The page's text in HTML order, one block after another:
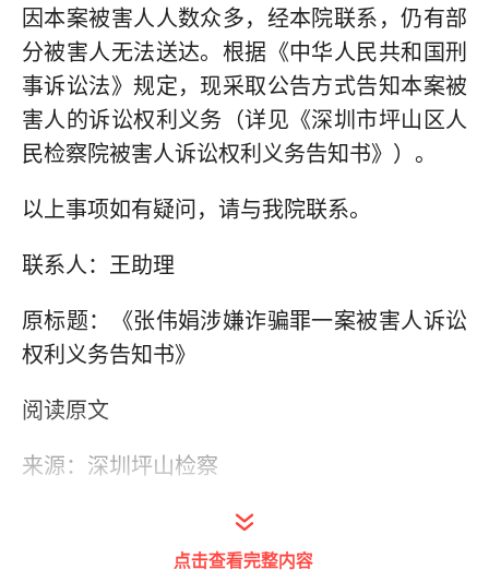
因本案被害人人数众多，经本院联系，仍有部
分被害人无法送达。根据《中华人民共和国刑
事诉讼法》规定，现采取公告方式告知本案被
害人的诉讼权利义务（详见《深圳市坪山区人
民检察院被害人诉讼权利义务告知书》）。
以上事项如有疑问，请与我院联系。
联系人：王助理
原标题：《张伟娟涉嫌诈骗罪一案被害人诉讼
权利义务告知书》
阅读原文
来源：深圳坪山检察
(本文来自澎湃新闻，更多原创资讯请下载“澎
点击查看完整内容